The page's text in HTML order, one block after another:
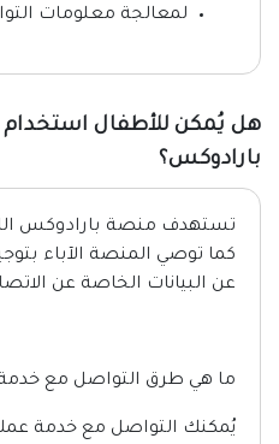
لمعالجة معلومات
هل يُمكن للأطفال
بارادوكس؟
كما توصي المنصة الآباء
عن البيانات الخاصة عن
ما هي طرق التواصل مع
يُمكنك التواصل مع خدمة